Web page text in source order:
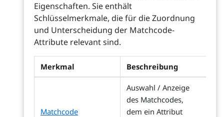
Eigenschaften. Sie enthält
Schlüsselmerkmale, die für die Zuordnung
und Unterscheidung der Matchcode-
Attribute relevant sind.
Merkmal Beschreibung
Matchcode
Auswahl / Anzeige
des Matchcodes,
dem ein Attribut